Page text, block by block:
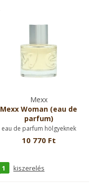
Mexx
Mexx Woman (eau de
parfum)
eau de parfum hölgyeknek
10 770 Ft
1 kiszerelés